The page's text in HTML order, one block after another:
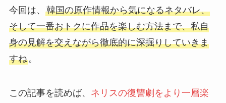
今回は、 韓国の原作情報から気になるネタバレ、
そして一番おトクに作品を楽しむ方法まで、私自
身の見解を交えながら徹底的に深掘りしていきま
すね。
この記事を読めば、 ネリスの復讐劇をより一層楽